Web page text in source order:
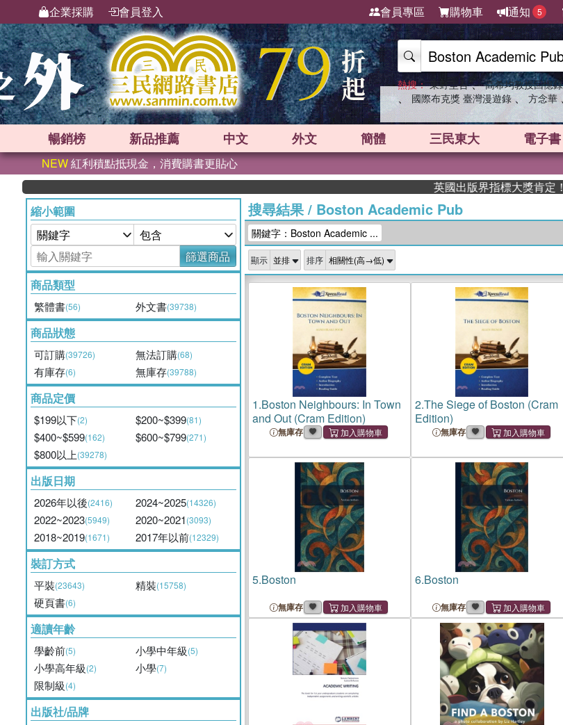
企業採購 會員登入 會員專區 購物車 通知 5
熱搜： 東野圭吾 、 高希均教授回憶錄
、 國際布克獎 臺灣漫遊錄 、 方念華
暢銷榜 新品推薦 中文 外文 簡體 三民東大 電子書
NEW紅利積點抵現金，消費購書更貼心
英國出版界指標大獎肯定！A.F.
縮小範圍
篩選商品
商品類型
繁體書(56) 外文書(39738)
商品狀態
可訂購(39726) 無法訂購(68)
有庫存(6) 無庫存(39788)
商品定價
$199以下(2) $200~$399(81)
$400~$599(162) $600~$799(271)
$800以上(39278)
出版日期
2026年以後(2416) 2024~2025(14326)
2022~2023(5949) 2020~2021(3093)
2018~2019(1671) 2017年以前(12329)
裝訂方式
平裝(23643) 精裝(15758)
硬頁書(6)
適讀年齡
學齡前(5) 小學中年級(5)
小學高年級(2) 小學(7)
限制級(4)
出版社/品牌
搜尋結果/ Boston Academic Pub
關鍵字：Boston Academic ...
顯示 排序
1.Boston Neighbours: In Town
and Out (Cram Edition)
無庫存
2.The Siege of Boston (Cram
Edition)
無庫存
5.Boston
無庫存
6.Boston
無庫存